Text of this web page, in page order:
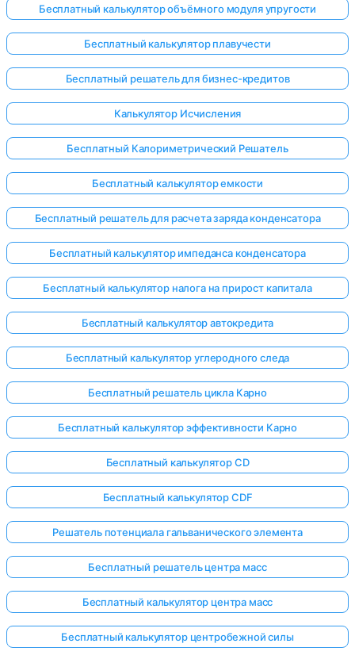
Бесплатный калькулятор объёмного модуля упругости
Бесплатный калькулятор плавучести
Бесплатный решатель для бизнес-кредитов
Калькулятор Исчисления
Бесплатный Калориметрический Решатель
Бесплатный калькулятор емкости
Бесплатный решатель для расчета заряда конденсатора
Бесплатный калькулятор импеданса конденсатора
Бесплатный калькулятор налога на прирост капитала
Бесплатный калькулятор автокредита
Бесплатный калькулятор углеродного следа
Бесплатный решатель цикла Карно
Бесплатный калькулятор эффективности Карно
Бесплатный калькулятор CD
Бесплатный калькулятор CDF
Решатель потенциала гальванического элемента
Бесплатный решатель центра масс
Бесплатный калькулятор центра масс
Бесплатный калькулятор центробежной силы